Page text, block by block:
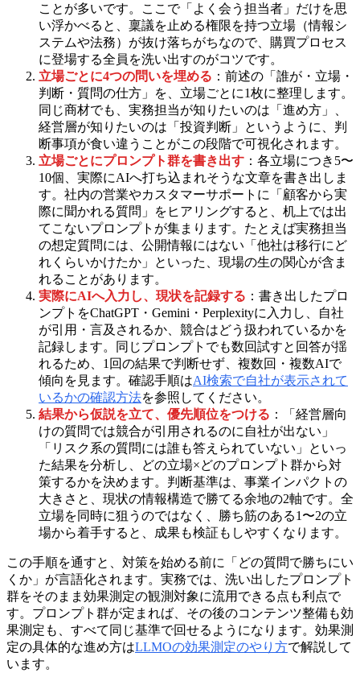
ことが多いです。ここで「よく会う担当者」だけを思
い浮かべると、稟議を止める権限を持つ立場（情報シ
ステムや法務）が抜け落ちがちなので、購買プロセス
に登場する全員を洗い出すのがコツです。
立場ごとに4つの問いを埋める ：前述の「誰が・立場・
判断・質問の仕方」を、立場ごとに1枚に整理します。
同じ商材でも、実務担当が知りたいのは「進め方」、
経営層が知りたいのは「投資判断」というように、判
断事項が食い違うことがこの段階で可視化されます。
立場ごとにプロンプト群を書き出す ：各立場につき5〜
10個、実際にAIへ打ち込まれそうな文章を書き出しま
す。社内の営業やカスタマーサポートに「顧客から実
際に聞かれる質問」をヒアリングすると、机上では出
てこないプロンプトが集まります。たとえば実務担当
の想定質問には、公開情報にはない「他社は移行にど
れくらいかけたか」といった、現場の生の関心が含ま
れることがあります。
実際にAIへ入力し、現状を記録する ：書き出したプロ
ンプトをChatGPT・Gemini・Perplexityに入力し、自社
が引用・言及されるか、競合はどう扱われているかを
記録します。同じプロンプトでも数回試すと回答が揺
れるため、1回の結果で判断せず、複数回・複数AIで
傾向を見ます。確認手順はAI検索で自社が表示されて
いるかの確認方法を参照してください。
結果から仮説を立て、優先順位をつける ：「経営層向
けの質問では競合が引用されるのに自社が出ない」
「リスク系の質問には誰も答えられていない」といっ
た結果を分析し、どの立場×どのプロンプト群から対
策するかを決めます。判断基準は、事業インパクトの
大きさと、現状の情報構造で勝てる余地の2軸です。全
立場を同時に狙うのではなく、勝ち筋のある1〜2の立
場から着手すると、成果も検証もしやすくなります。
この手順を通すと、対策を始める前に「どの質問で勝ちにい
くか」が言語化されます。実務では、洗い出したプロンプト
群をそのまま効果測定の観測対象に流用できる点も利点で
す。プロンプト群が定まれば、その後のコンテンツ整備も効
果測定も、すべて同じ基準で回せるようになります。効果測
定の具体的な進め方はLLMOの効果測定のやり方で解説して
います。